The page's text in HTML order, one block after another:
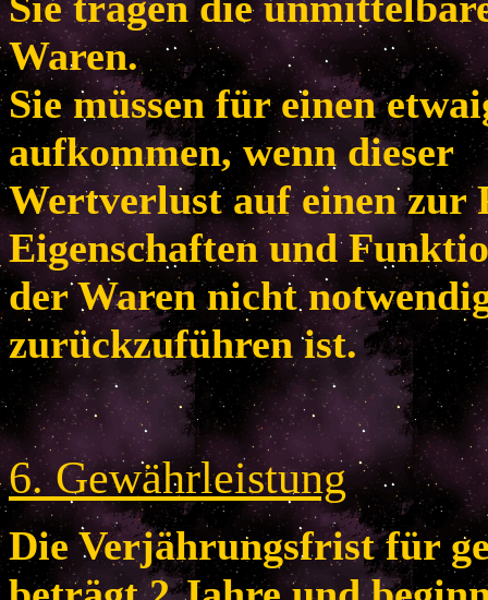
Waren.
Sie müssen für einen
aufkommen, wenn dieser
Wertverlust auf einen zur
Eigenschaften und
der Waren nicht
zurückzuführen ist.
6. Gewährleistung
Die Verjährungsfrist für